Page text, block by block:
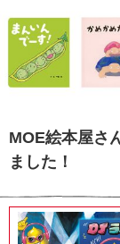
MOE絵本屋さ
ました！